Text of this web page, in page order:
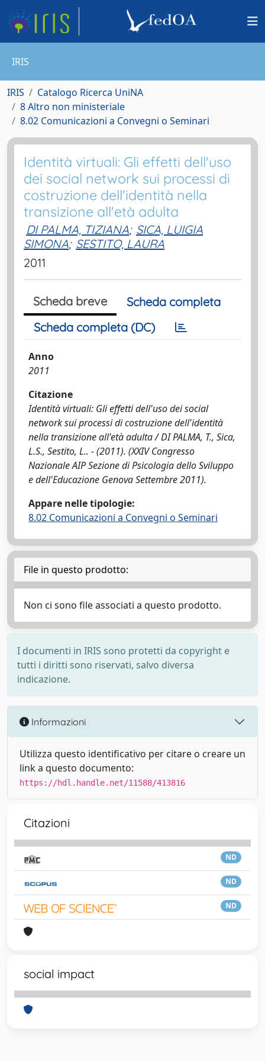
IRIS
IRIS
Catalogo Ricerca UniNA
8 Altro non ministeriale
8.02 Comunicazioni a Convegni o Seminari
Identità virtuali: Gli effetti dell'uso
dei social network sui processi di
costruzione dell'identità nella
transizione all'età adulta
DI PALMA, TIZIANA; SICA, LUIGIA
SIMONA; SESTITO, LAURA
2011
Scheda breve
Scheda completa
Scheda completa (DC)
Anno
2011
Citazione
Identità virtuali: Gli effetti dell'uso dei social
network sui processi di costruzione dell'identità
nella transizione all'età adulta / DI PALMA, T., Sica,
L.S., Sestito, L.. - (2011). (XXIV Congresso
Nazionale AIP Sezione di Psicologia dello Sviluppo
e dell'Educazione Genova Settembre 2011).
Appare nelle tipologie:
8.02 Comunicazioni a Convegni o Seminari
File in questo prodotto:
Non ci sono file associati a questo prodotto.
I documenti in IRIS sono protetti da copyright e
tutti i diritti sono riservati, salvo diversa
indicazione.
Informazioni
Utilizza questo identificativo per citare o creare un
link a questo documento:
https://hdl.handle.net/11588/413816
Citazioni
ND
ND
ND
social impact